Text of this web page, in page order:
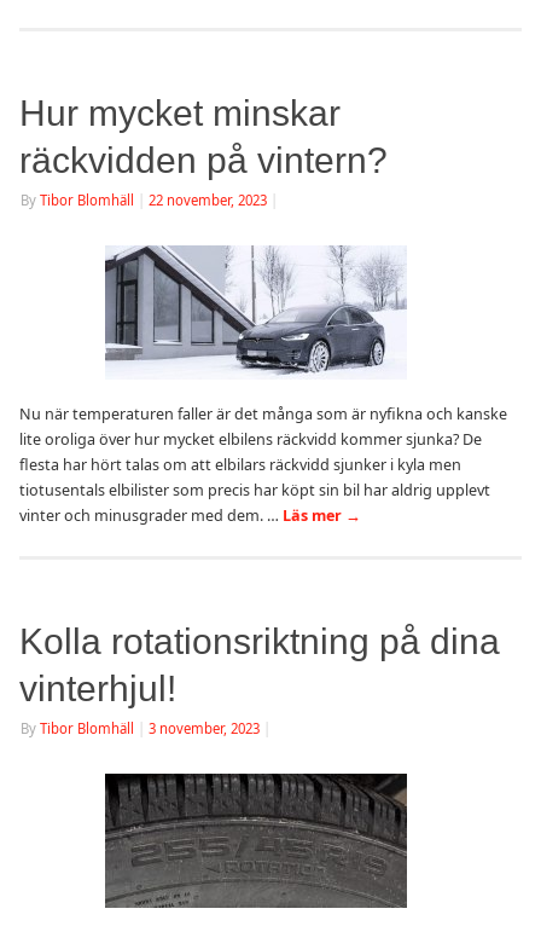
Hur mycket minskar
räckvidden på vintern?
By Tibor Blomhäll 22 november, 2023
Nu när temperaturen faller är det många som är nyfikna och kanske
lite oroliga över hur mycket elbilens räckvidd kommer sjunka? De
flesta har hört talas om att elbilars räckvidd sjunker i kyla men
tiotusentals elbilister som precis har köpt sin bil har aldrig upplevt
vinter och minusgrader med dem. … Läs mer →
Kolla rotationsriktning på dina
vinterhjul!
By Tibor Blomhäll 3 november, 2023